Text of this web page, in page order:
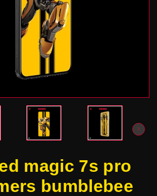
magic 7s pro
bumblebee